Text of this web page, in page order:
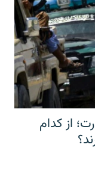
از کدام